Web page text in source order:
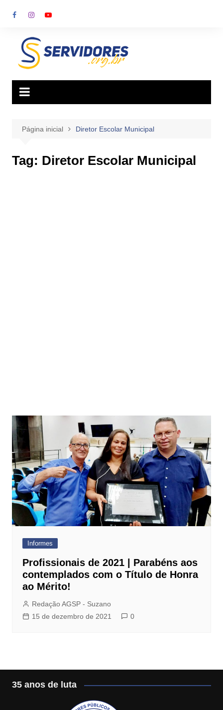
para
conteúdo
Página inicial Diretor Escolar Municipal
Tag: Diretor Escolar Municipal
Informes
Profissionais de 2021 | Parabéns aos
contemplados com o Título de Honra
ao Mérito!
Redação AGSP - Suzano
15 de dezembro de 2021
0
35 anos de luta